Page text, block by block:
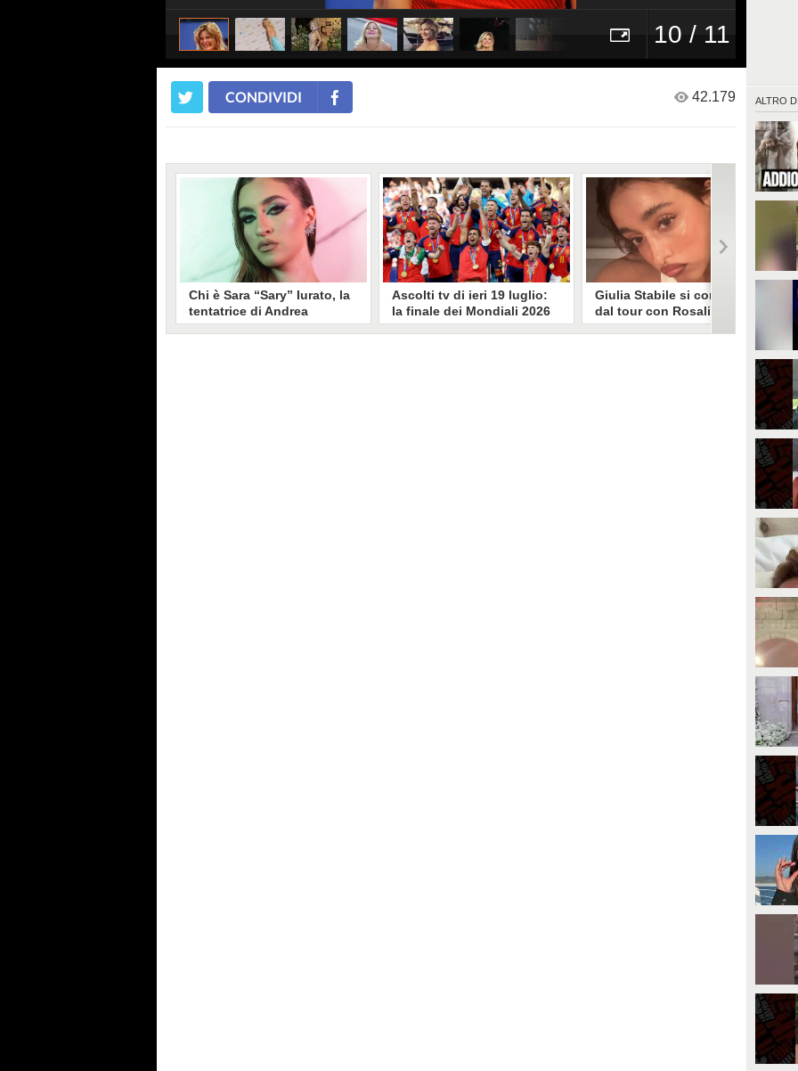
10 / 11
ALTRO DI
CONDIVIDI 42.179
Chi è Sara “Sary” Iurato, la
tentatrice di Andrea
Petraroli a Temptation
Ascolti tv di ieri 19 luglio:
la finale dei Mondiali 2026
Spagna-Argentina
Giulia Stabile si confessa
dal tour con Rosalia: "Non
sono stata bene, costretta
ballo di Rosalia, Giulia Stabile si è
altri. A volte è già dentro di noi".